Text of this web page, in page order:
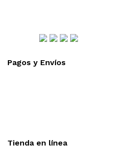
Pagos y Envíos
Tienda en línea